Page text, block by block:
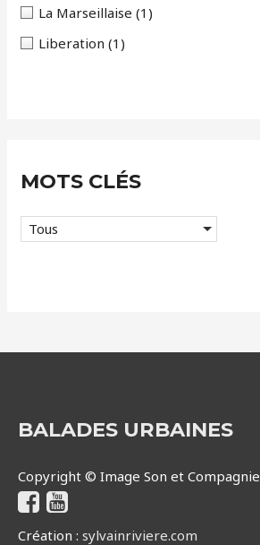
La Marseillaise(1)
Liberation(1)
MOTS CLÉS
Tous
BALADES URBAINES
Copyright © Image Son et Compagnie
Création : sylvainriviere.com